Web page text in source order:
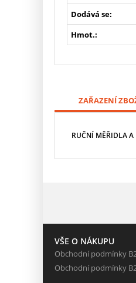
Dodává se:
Hmot.:
ZAŘAZENÍ
RUČNÍ MĚŘIDLA A
VŠE O NÁKUPU
Obchodní podmínky
Obchodní podmínky